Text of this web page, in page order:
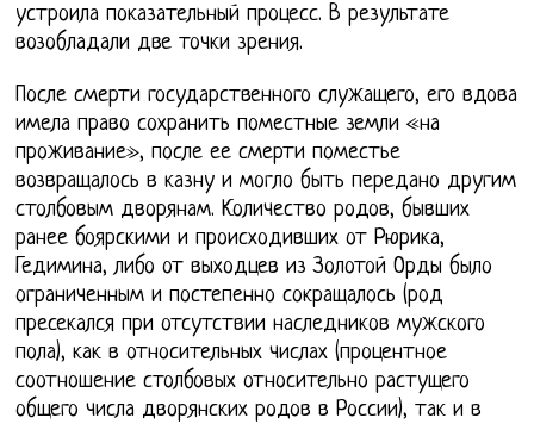
устроила показательный процесс. В результате
возобладали две точки зрения.
После смерти государственного служащего, его вдова
имела право сохранить поместные земли «на
проживание», после ее смерти поместье
возвращалось в казну и могло быть передано другим
столбовым дворянам. Количество родов, бывших
ранее боярскими и происходивших от Рюрика,
Гедимина, либо от выходцев из Золотой Орды было
ограниченным и постепенно сокращалось (род
пресекался при отсутствии наследников мужского
пола), как в относительных числах (процентное
соотношение столбовых относительно растущего
общего числа дворянских родов в России), так и в